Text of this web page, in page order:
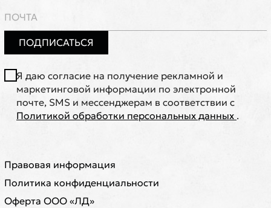
ПОДПИСАТЬСЯ
Я даю согласие на получение рекламной и
маркетинговой информации по электронной
почте, SMS и мессенджерам в соответствии с
Политикой обработки персональных данных .
Правовая информация
Политика конфиденциальности
Оферта ООО «ЛД»